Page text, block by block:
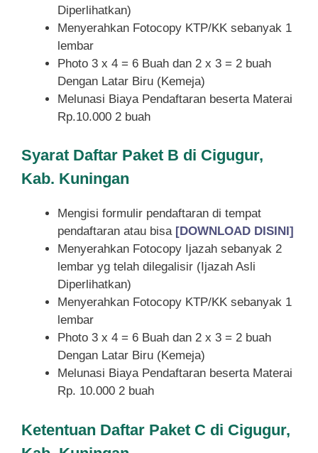
Diperlihatkan)
Menyerahkan Fotocopy KTP/KK sebanyak 1
lembar
Photo 3 x 4 = 6 Buah dan 2 x 3 = 2 buah
Dengan Latar Biru (Kemeja)
Melunasi Biaya Pendaftaran beserta Materai
Rp.10.000 2 buah
Syarat Daftar Paket B di Cigugur,
Kab. Kuningan
Mengisi formulir pendaftaran di tempat
pendaftaran atau bisa [DOWNLOAD DISINI]
Menyerahkan Fotocopy Ijazah sebanyak 2
lembar yg telah dilegalisir (Ijazah Asli
Diperlihatkan)
Menyerahkan Fotocopy KTP/KK sebanyak 1
lembar
Photo 3 x 4 = 6 Buah dan 2 x 3 = 2 buah
Dengan Latar Biru (Kemeja)
Melunasi Biaya Pendaftaran beserta Materai
Rp. 10.000 2 buah
Ketentuan Daftar Paket C di Cigugur,